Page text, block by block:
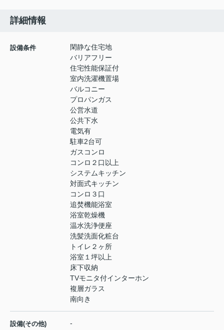
詳細情報
設備条件
閑静な住宅地
バリアフリー
住宅性能保証付
室内洗濯機置場
バルコニー
プロパンガス
公営水道
公共下水
電気有
駐車2台可
ガスコンロ
コンロ２口以上
システムキッチン
対面式キッチン
コンロ３口
追焚機能浴室
浴室乾燥機
温水洗浄便座
洗髪洗面化粧台
トイレ２ヶ所
浴室１坪以上
床下収納
TVモニタ付インターホン
複層ガラス
南向き
設備(その他) -